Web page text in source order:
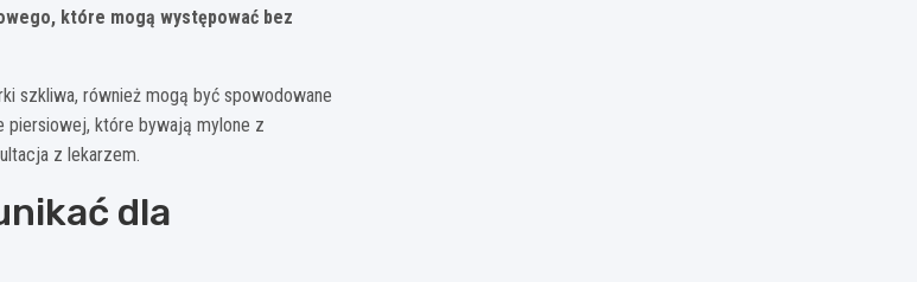
które mogą występować bez
szkliwa, również mogą być spowodowane
piersiowej, które bywają mylone z
z lekarzem.
dla